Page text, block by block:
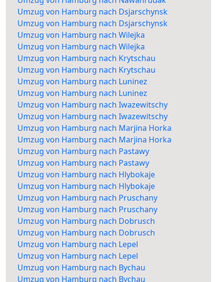
Umzug von Hamburg nach Dsjarschynsk
Umzug von Hamburg nach Dsjarschynsk
Umzug von Hamburg nach Wilejka
Umzug von Hamburg nach Wilejka
Umzug von Hamburg nach Krytschau
Umzug von Hamburg nach Krytschau
Umzug von Hamburg nach Luninez
Umzug von Hamburg nach Luninez
Umzug von Hamburg nach Iwazewitschy
Umzug von Hamburg nach Iwazewitschy
Umzug von Hamburg nach Marjina Horka
Umzug von Hamburg nach Marjina Horka
Umzug von Hamburg nach Pastawy
Umzug von Hamburg nach Pastawy
Umzug von Hamburg nach Hlybokaje
Umzug von Hamburg nach Hlybokaje
Umzug von Hamburg nach Pruschany
Umzug von Hamburg nach Pruschany
Umzug von Hamburg nach Dobrusch
Umzug von Hamburg nach Dobrusch
Umzug von Hamburg nach Lepel
Umzug von Hamburg nach Lepel
Umzug von Hamburg nach Bychau
Umzug von Hamburg nach Bychau